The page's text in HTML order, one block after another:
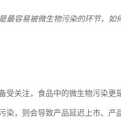
最容易被微生物污染的环节，
受关注，食品中的微生物污染
染，则会导致产品延迟上市、产